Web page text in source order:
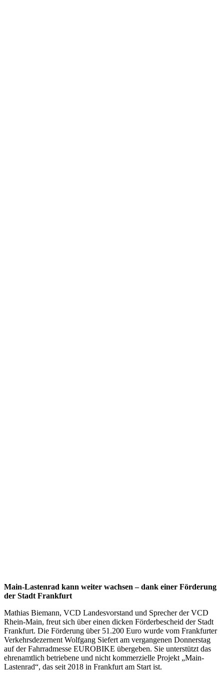
Main-Lastenrad kann weiter wachsen – dank einer Förderung
der Stadt Frankfurt
Mathias Biemann, VCD Landesvorstand und Sprecher der VCD
Rhein-Main, freut sich über einen dicken Förderbescheid der Stadt
Frankfurt. Die Förderung über 51.200 Euro wurde vom Frankfurter
Verkehrsdezernent Wolfgang Siefert am vergangenen Donnerstag
auf der Fahrradmesse EUROBIKE übergeben. Sie unterstützt das
ehrenamtlich betriebene und nicht kommerzielle Projekt „Main-
Lastenrad“, das seit 2018 in Frankfurt am Start ist.